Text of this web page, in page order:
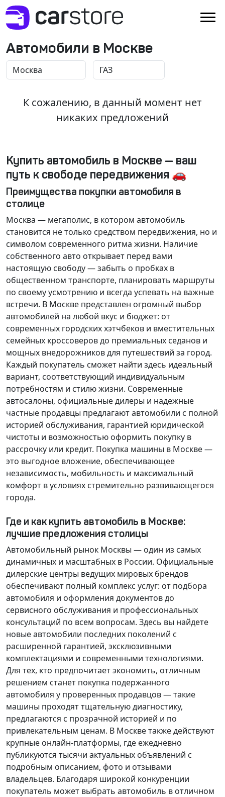
Автомобили в Москве
К сожалению, в данный момент нет
никаких предложений
Купить автомобиль в Москве — ваш
путь к свободе передвижения 🚗
Преимущества покупки автомобиля в
столице
Москва — мегаполис, в котором автомобиль
становится не только средством передвижения, но и
символом современного ритма жизни. Наличие
собственного авто открывает перед вами
настоящую свободу — забыть о пробках в
общественном транспорте, планировать маршруты
по своему усмотрению и всегда успевать на важные
встречи. В Москве представлен огромный выбор
автомобилей на любой вкус и бюджет: от
современных городских хэтчбеков и вместительных
семейных кроссоверов до премиальных седанов и
мощных внедорожников для путешествий за город.
Каждый покупатель сможет найти здесь идеальный
вариант, соответствующий индивидуальным
потребностям и стилю жизни. Современные
автосалоны, официальные дилеры и надежные
частные продавцы предлагают автомобили с полной
историей обслуживания, гарантией юридической
чистоты и возможностью оформить покупку в
рассрочку или кредит. Покупка машины в Москве —
это выгодное вложение, обеспечивающее
независимость, мобильность и максимальный
комфорт в условиях стремительно развивающегося
города.
Где и как купить автомобиль в Москве:
лучшие предложения столицы
Автомобильный рынок Москвы — один из самых
динамичных и масштабных в России. Официальные
дилерские центры ведущих мировых брендов
обеспечивают полный комплекс услуг: от подбора
автомобиля и оформления документов до
сервисного обслуживания и профессиональных
консультаций по всем вопросам. Здесь вы найдете
новые автомобили последних поколений с
расширенной гарантией, эксклюзивными
комплектациями и современными технологиями.
Для тех, кто предпочитает экономить, отличным
решением станет покупка подержанного
автомобиля у проверенных продавцов — такие
машины проходят тщательную диагностику,
предлагаются с прозрачной историей и по
привлекательным ценам. В Москве также действуют
крупные онлайн-платформы, где ежедневно
публикуются тысячи актуальных объявлений с
подробным описанием, фото и отзывами
владельцев. Благодаря широкой конкуренции
покупатель может выбрать автомобиль в отличном